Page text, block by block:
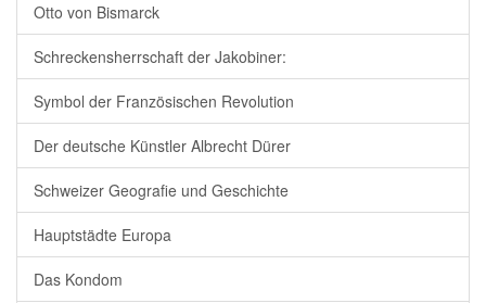
Otto von Bismarck
Schreckensherrschaft der Jakobiner:
Symbol der Französischen Revolution
Der deutsche Künstler Albrecht Dürer
Schweizer Geografie und Geschichte
Hauptstädte Europa
Das Kondom